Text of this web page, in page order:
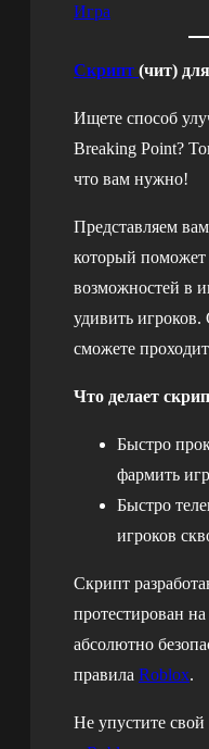
Игра
Скрипт (чит) для
Ищете способ
Breaking Point?
что вам нужно!
Представляем
который
возможностей в
удивить
сможете
Что делает
Быстро
фармить
Быстро
игроков
Скрипт
протестирован
абсолютно
правила Roblox.
Не упустите